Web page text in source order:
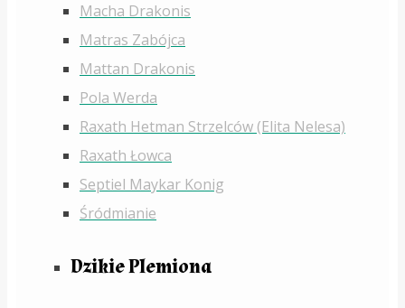
Macha Drakonis
Matras Zabójca
Mattan Drakonis
Pola Werda
Raxath Hetman Strzelców (Elita Nelesa)
Raxath Łowca
Septiel Maykar Konig
Śródmianie
Dzikie Plemiona